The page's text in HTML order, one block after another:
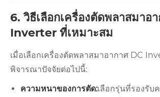
6. วิธีเลือกเครื่องตัดพลาสมาอ
Inverter ที่เหมาะสม
เมื่อเลือกเครื่องตัดพลาสมาอากาศ DC
พิจารณาปัจจัยต่อไปนี้:
ความหนาของการตัด:เลือกรุ่นที่รองรับ